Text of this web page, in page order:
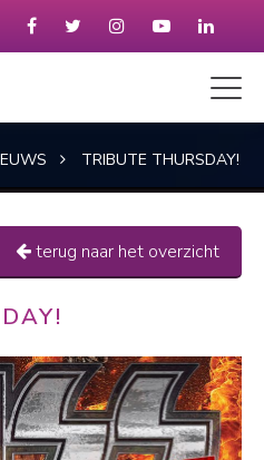
TRIBUTE THURSDAY!
terug naar het overzicht